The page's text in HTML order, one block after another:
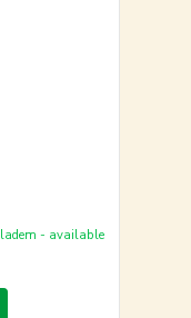
- available